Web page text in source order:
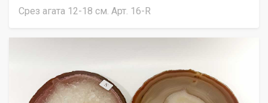
Срез агата 12-18 см. Арт. 16-R